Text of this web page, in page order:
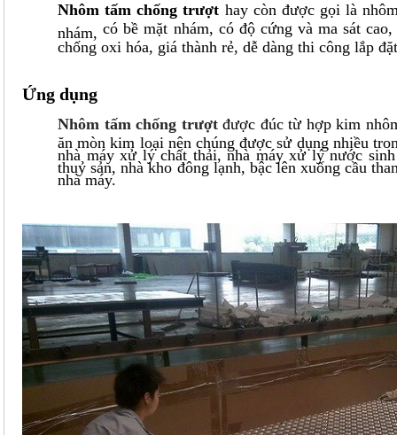
Nhôm tấm chống trượt hay còn được gọi là
nhám, có bề mặt nhám, có độ cứng và ma sát
chống oxi hóa, giá thành rẻ, dễ dàng thi công lắp
Ứng dụng
Nhôm tấmchống trượtđược đúc từ hợp kim
ăn mòn kim loại nên chúng được sử dụng nhiều
nhà máy xử lý chất thải, nhà máy xử lý nước sinh
thuỷ sản, nhà kho đông lạnh, bậc lên xuống cầu
nhà máy.